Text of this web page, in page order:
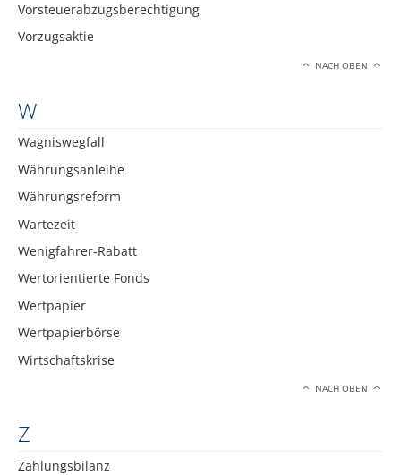
Vorsteuerabzugsberechtigung
Vorzugsaktie
NACH OBEN
W
Wagniswegfall
Währungsanleihe
Währungsreform
Wartezeit
Wenigfahrer-Rabatt
Wertorientierte Fonds
Wertpapier
Wertpapierbörse
Wirtschaftskrise
NACH OBEN
Z
Zahlungsbilanz